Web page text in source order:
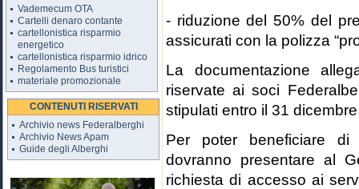
Vademecum OTA
Cartelli denaro contante
cartellonistica risparmio
energetico
cartellonistica risparmio idrico
Regolamento Bus turistici
materiale promozionale
CONTENUTI RISERVATI
Archivio news Federalberghi
Archivio News Apam
Guide degli Alberghi
- riduzione del 50% del
assicurati con la polizza
La documentazione
riservate ai soci
stipulati entro il 31
Per poter beneficiare di
dovranno presentare al
richiesta di accesso ai